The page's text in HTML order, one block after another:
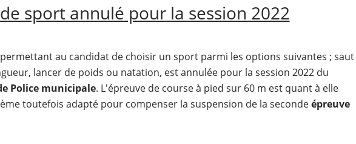
sport annulé pour la session 2022
au candidat de choisir un sport parmi les options suivantes ; saut
lancer de poids ou natation, est annulée pour la session 2022 du
Police municipale. L'épreuve de course à pied sur 60 m est quant à elle
toutefois adapté pour compenser la suspension de la secondeépreuve